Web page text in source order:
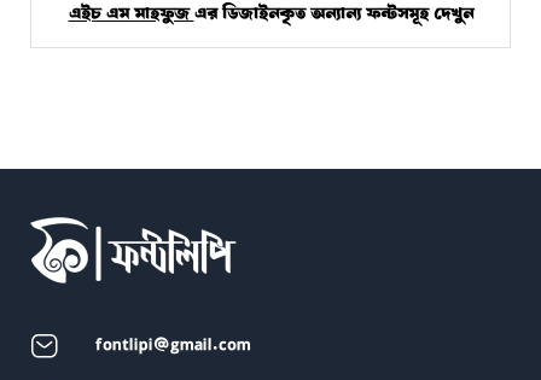
এইচ এম মাহফুজএর ডিজাইনকৃত অন্যান্য ফন্টসমূহ দেখুন
fontlipi@gmail.com